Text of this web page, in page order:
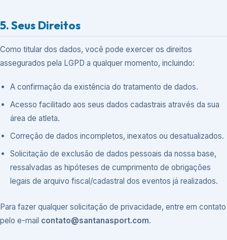
5. Seus Direitos
Como titular dos dados, você pode exercer os direitos
assegurados pela LGPD a qualquer momento, incluindo:
A confirmação da existência do tratamento de dados.
Acesso facilitado aos seus dados cadastrais através da sua
área de atleta.
Correção de dados incompletos, inexatos ou desatualizados.
Solicitação de exclusão de dados pessoais da nossa base,
ressalvadas as hipóteses de cumprimento de obrigações
legais de arquivo fiscal/cadastral dos eventos já realizados.
Para fazer qualquer solicitação de privacidade, entre em contato
pelo e-mail contato@santanasport.com.